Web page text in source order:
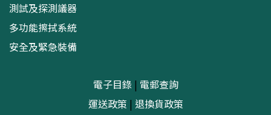
測試及探測議器
多功能擦拭系統
安全及緊急裝備
電子目錄| 電郵查詢
運送政策 | 退換貨政策